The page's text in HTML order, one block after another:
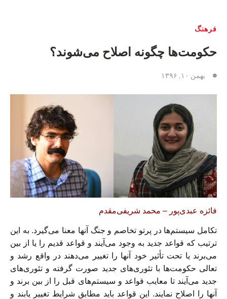
فرهنگ
حکومت‌ها چگونه اصلاح می‌شوند؟
بهمن ۱۰, ۱۳۹۶
فائزه عبدی‌پور – محمد شریفی‌مقدم
تکامل سیستم‌ها در پرتو تخاصم و جنگ آنها معنا می‌گیرد. به این
ترتیب که قواعد جدید به وجود می‌آیند و قواعد قدیم را یا از بین
می‌برند یا تحت تأثیر خود آنها را تغییر می‌دهند در واقع رشد و
تعالی حکومت‌ها با تئوری‌های جدید صورت گرفته و تئوری‌های
جدید می‌آیند تا معایب قواعد و سیستم‌های قبل را از بین برند و
آنها را اصلاح نمایند. این قواعد باید مطابق شرایط تغییر یابند و